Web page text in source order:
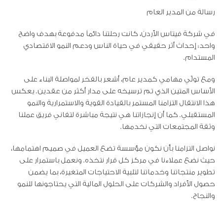
رسالة من المدير العام
في شركة فيتاس الأردن، كانت رحلتنا دائماً مدفوعة بهدف واضح
واحد: إحداث أثر حقيقي في حياة الناس ودعم النمو الاقتصادي
المستدام.
ومع تولّي مهامي كمدير عام، أشعر بالفخر لمواصلة البناء على
الأساس المتين الذي تم ترسيخه على مدار أكثر من عقدين. يعكس
هذا الانتقال التزامنا المستمر بالقيادة القوية والاستمرارية والنمو
المستقبلي. كما أن إنجازاتنا هي نتيجة مباشرة لتفاني فريق عملنا
وثقة المجتمعات التي نخدمها.
نواصل التزامنا بأن نكون مؤسسة تضع العميل في صميم اهتمامها،
حيث نضع عملاءنا في مركز كل قرار نتخذه. ونعمل باستمرار على
تطوير منتجاتنا وخدماتنا لتلبية الاحتياجات المتغيرة، بما يضمن
حصول الأفراد والشركات على الحلول المالية التي يحتاجونها للنمو
والنجاح.